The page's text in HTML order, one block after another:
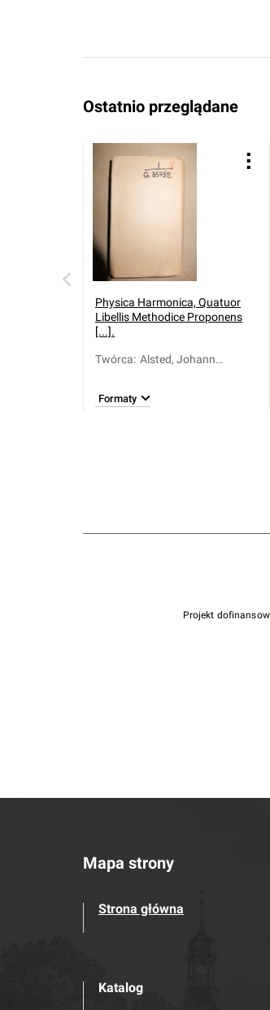
Ostatnio przeglądane
Physica Harmonica, Quatuor
Libellis Methodice Proponens
[...].
Twórca: Alsted, Johann
Formaty
Projekt
Mapa strony
Strona główna
Katalog